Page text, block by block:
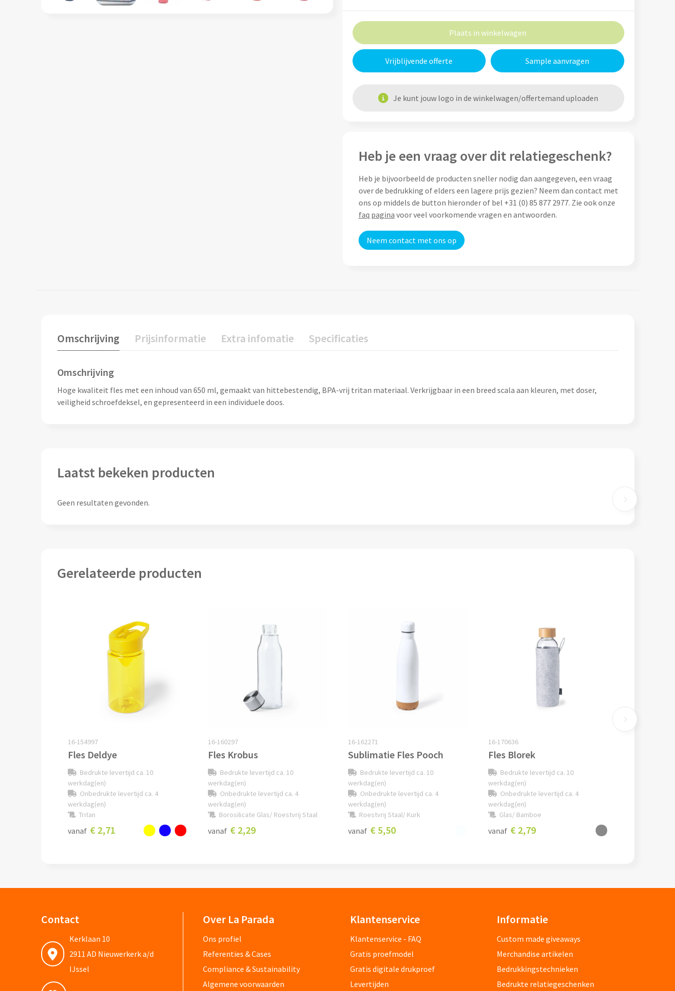
Plaats in winkelwagen
Vrijblijvende offerte Sample aanvragen
Je kunt jouw logo in de winkelwagen/offertemand uploaden
Heb je een vraag over dit relatiegeschenk?
Heb je bijvoorbeeld de producten sneller nodig dan aangegeven, een vraag
over de bedrukking of elders een lagere prijs gezien? Neem dan contact met
ons op middels de button hieronder of bel +31 (0) 85 877 2977. Zie ook onze
faq pagina voor veel voorkomende vragen en antwoorden.
Neem contact met ons op
Omschrijving Prijsinformatie Extra infomatie Specificaties
Omschrijving
Hoge kwaliteit fles met een inhoud van 650 ml, gemaakt van hittebestendig, BPA-vrij tritan materiaal. Verkrijgbaar in een breed scala aan kleuren, met doser,
veiligheid schroefdeksel, en gepresenteerd in een individuele doos.
Laatst bekeken producten
Geen resultaten gevonden.
Gerelateerde producten
16-154997
Fles Deldye
Bedrukte levertijd ca. 10
werkdag(en)
Onbedrukte levertijd ca. 4
werkdag(en)
Tritan
vanaf € 2,71
16-160297
Fles Krobus
Bedrukte levertijd ca. 10
werkdag(en)
Onbedrukte levertijd ca. 4
werkdag(en)
Borosilicate Glas/ Roestvrij Staal
vanaf € 2,29
16-162271
Sublimatie Fles Pooch
Bedrukte levertijd ca. 10
werkdag(en)
Onbedrukte levertijd ca. 4
werkdag(en)
Roestvrij Staal/ Kurk
vanaf € 5,50
16-170636
Fles Blorek
Bedrukte levertijd ca. 10
werkdag(en)
Onbedrukte levertijd ca. 4
werkdag(en)
Glas/ Bamboe
vanaf € 2,79
Contact
Kerklaan 10
2911 AD Nieuwerkerk a/d
IJssel
Over La Parada
Ons profiel
Referenties & Cases
Compliance & Sustainability
Algemene voorwaarden
Klantenservice
Klantenservice - FAQ
Gratis proefmodel
Gratis digitale drukproef
Levertijden
Informatie
Custom made giveaways
Merchandise artikelen
Bedrukkingstechnieken
Bedrukte relatiegeschenken